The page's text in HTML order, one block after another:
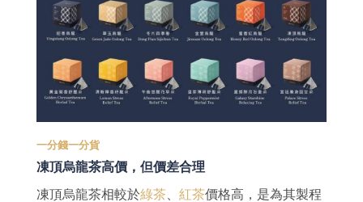
一分錢一分貨
凍頂烏龍茶高價，但價差合理
凍頂烏龍茶相較於綠茶 紅茶價格高，是為其製程